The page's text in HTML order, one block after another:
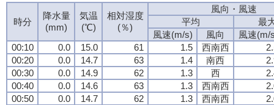
時分
降水量
(mm)
気温
(℃)
相対湿度
(％)
風向・風速
平均
最
風速(m/s)
風向
風速(m/
00:10
0.0 15.0 61 1.5 西南西
00:20
0.0 14.7 63 1.4 南西
00:30
0.0 14.9 62 1.3 西
00:40
0.0 14.6 63 1.3 西南西
00:50
0.0 14.7 62 1.3 西南西